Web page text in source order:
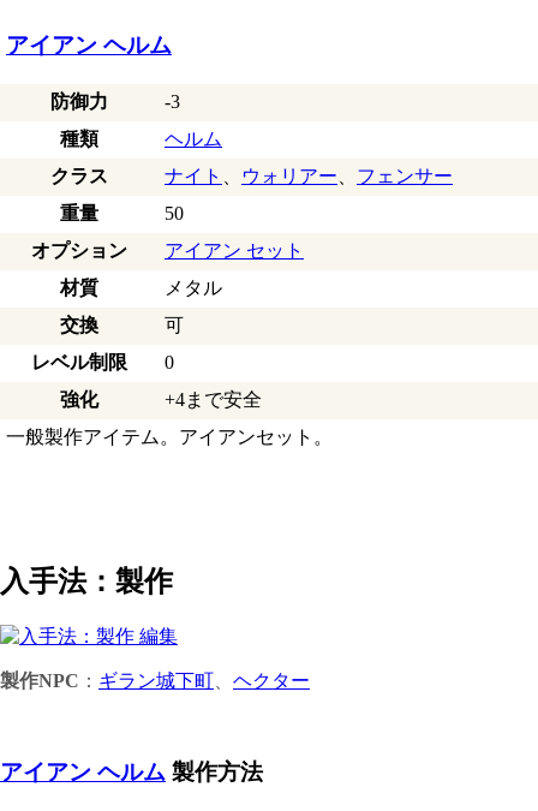
アイアン ヘルム
防御力
-3
種類
ヘルム
クラス
ナイト ウォリアー
フェンサー
重量
50
オプション
アイアン セット
材質
メタル
交換
可
レベル制限
0
強化
+4まで安全
一般製作アイテム。アイアンセット。
入手法：製作
製作NPC ： ギラン城下町 ヘクター
アイアン ヘルム 製作方法